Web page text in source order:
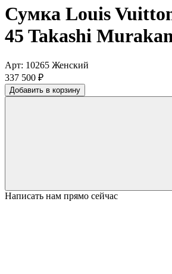
Сумка Louis
45 Takashi
Арт: 10265 Женский
337 500 ₽
Добавить в корзину
Написать нам прямо сейчас